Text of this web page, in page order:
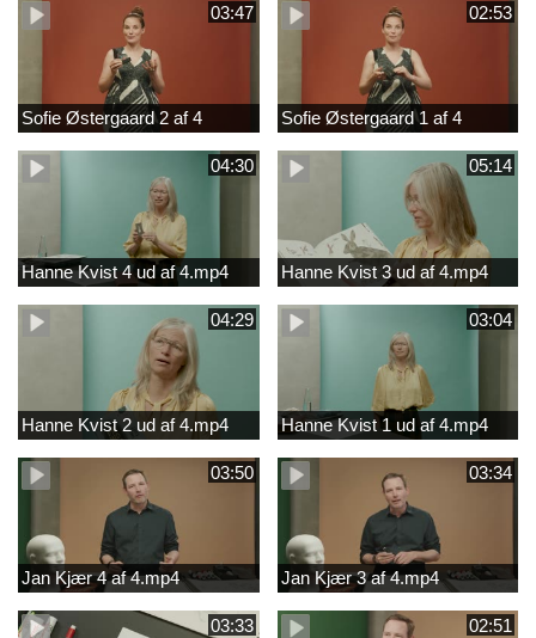
03:47
Sofie Østergaard 2 af 4
02:53
Sofie Østergaard 1 af 4
04:30
Hanne Kvist 4 ud af 4.mp4
05:14
Hanne Kvist 3 ud af 4.mp4
04:29
Hanne Kvist 2 ud af 4.mp4
03:04
Hanne Kvist 1 ud af 4.mp4
03:50
Jan Kjær 4 af 4.mp4
03:34
Jan Kjær 3 af 4.mp4
03:33 02:51